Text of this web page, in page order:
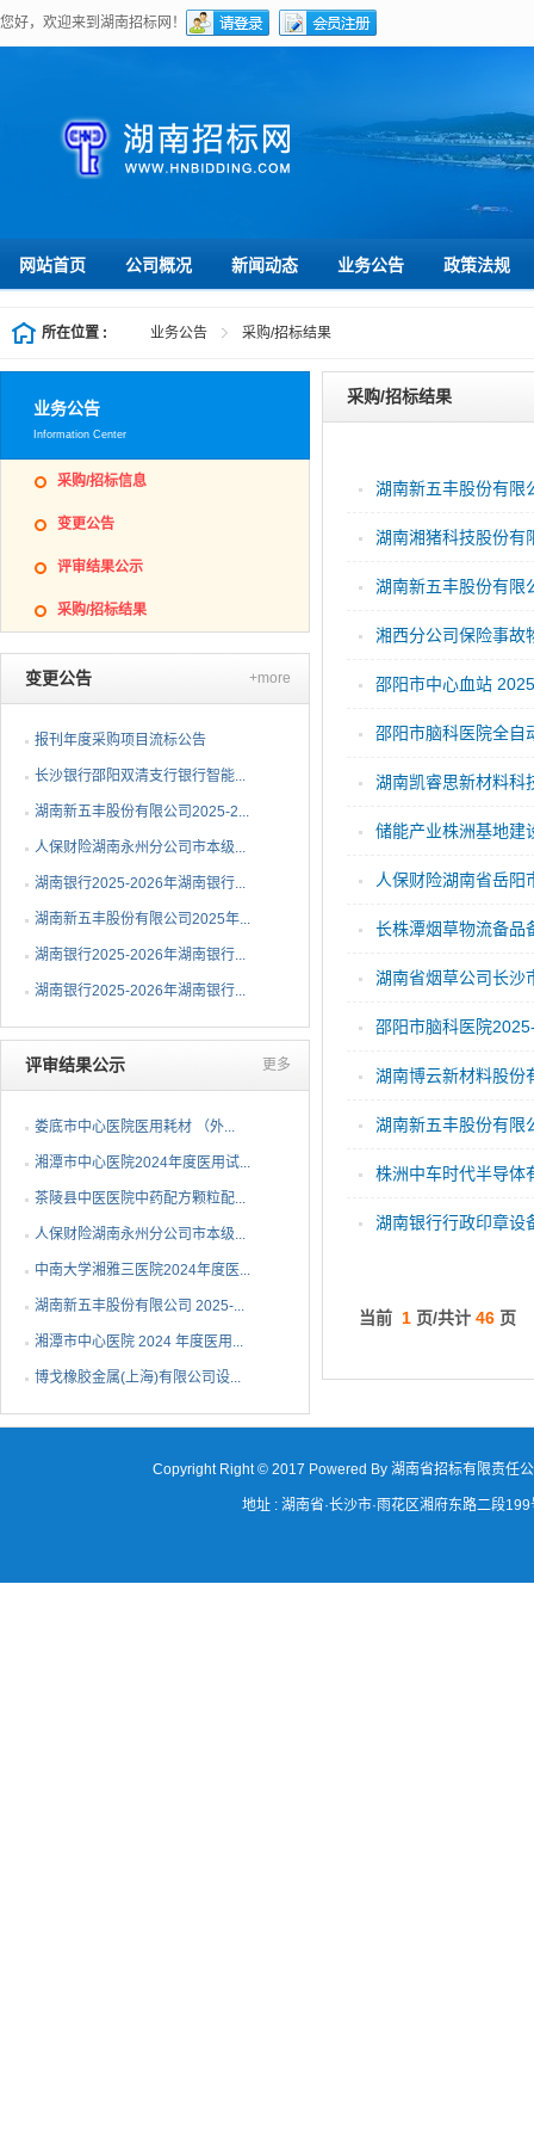
您好，欢迎来到湖南招标网！
网站首页 公司概况 新闻动态 业务公告 政策法规
所在位置 : 业务公告 采购/招标结果
采购/招标结果
湖南新五丰股份有限
结果公告
湖南湘猪科技股份有
湖南新五丰股份有限
次）中标结果公告
湘西分公司保险事故
邵阳市中心血站
邵阳市脑科医院全自
度）及配套设备一套
湖南凯睿思新材料科
储能产业株洲基地建
人保财险湖南省岳阳
长株潭烟草物流备品
湖南省烟草公司长沙
邵阳市脑科医院
湖南博云新材料股份
湖南新五丰股份有限
株洲中车时代半导体
湖南银行行政印章设
当前 1 页/共计 46 页
业务公告
Information Center
采购/招标信息
变更公告
评审结果公示
采购/招标结果
变更公告 +more
报刊年度采购项目流标公告
长沙银行邵阳双清支行银行智能...
湖南新五丰股份有限公司2025-2...
人保财险湖南永州分公司市本级...
湖南银行2025-2026年湖南银行...
湖南新五丰股份有限公司2025年...
湖南银行2025-2026年湖南银行...
湖南银行2025-2026年湖南银行...
评审结果公示 更多
娄底市中心医院医用耗材 （外...
湘潭市中心医院2024年度医用试...
茶陵县中医医院中药配方颗粒配...
人保财险湖南永州分公司市本级...
中南大学湘雅三医院2024年度医...
湖南新五丰股份有限公司 2025-...
湘潭市中心医院 2024 年度医用...
博戈橡胶金属(上海)有限公司设...
Copyright Right © 2017 Powered By 湖南省招标有限责任
地址 : 湖南省·长沙市·雨花区湘府东路二段199